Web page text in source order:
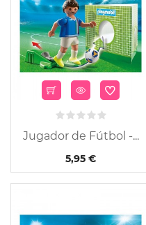
Jugador de Fútbol -...
5,95 €